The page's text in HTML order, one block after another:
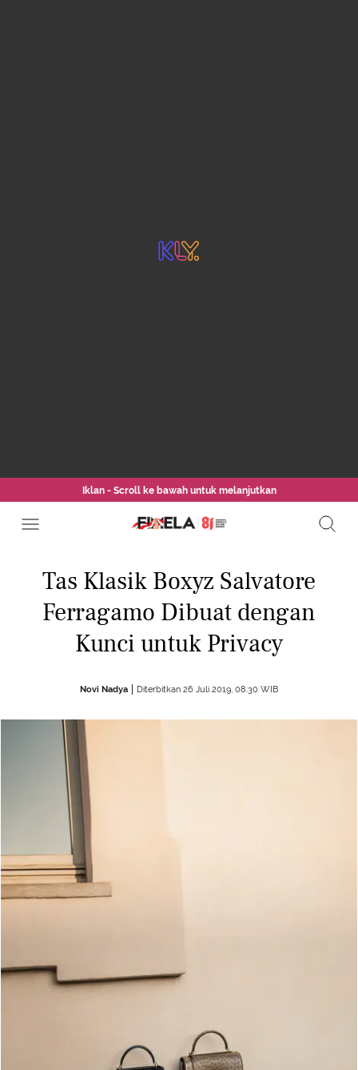
Iklan - Scroll ke bawah untuk melanjutkan
Tas Klasik Boxyz Salvatore
Ferragamo Dibuat dengan
Kunci untuk Privacy
Novi Nadya Diterbitkan 26 Juli 2019, 08:30 WIB